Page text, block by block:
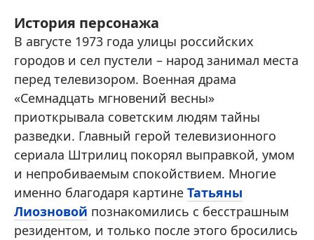
История персонажа
В августе 1973 года улицы российских
городов и сел пустели – народ занимал места
перед телевизором. Военная драма
«Семнадцать мгновений весны»
приоткрывала советским людям тайны
разведки. Главный герой телевизионного
сериала Штрилиц покорял выправкой, умом
и непробиваемым спокойствием. Многие
именно благодаря картине Татьяны
Лиозновой познакомились с бесстрашным
резидентом, и только после этого бросились